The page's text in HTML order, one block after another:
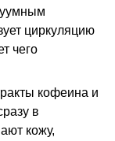
циркуляцию
чего
кофеина и
в
кожу,